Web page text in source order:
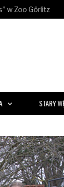
w Zoo Görlitz
STARY